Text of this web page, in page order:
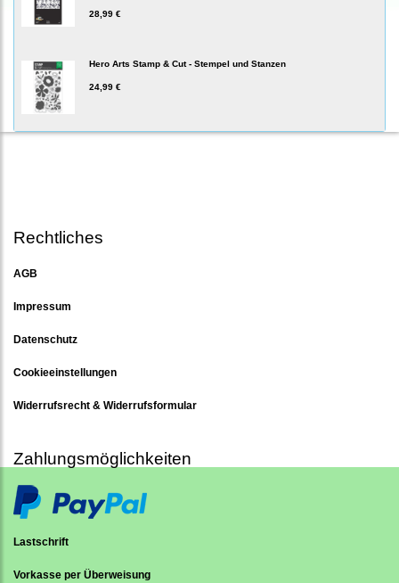
28,99 €
Hero Arts Stamp & Cut - Stempel und Stanzen
24,99 €
Rechtliches
AGB
Impressum
Datenschutz
Cookieeinstellungen
Widerrufsrecht & Widerrufsformular
Zahlungsmöglichkeiten
Lastschrift
Vorkasse per Überweisung